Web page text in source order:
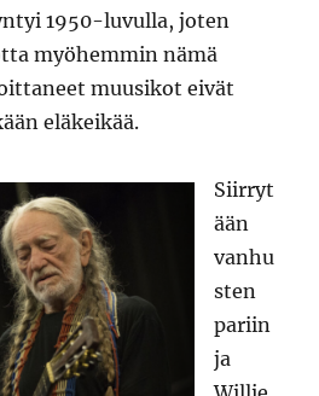
1950-luvulla, joten
myöhemmin nämä
muusikot eivät
eläkeikää.
Siirryt
ään
vanhu
sten
pariin
ja